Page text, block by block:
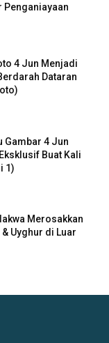
Penganiayaan
4 Jun Menjadi
Dataran
Gambar 4 Jun
Buat Kali
1)
Merosakkan
Uyghur di Luar